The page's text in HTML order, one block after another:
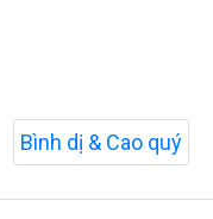
Bình dị & Cao quý